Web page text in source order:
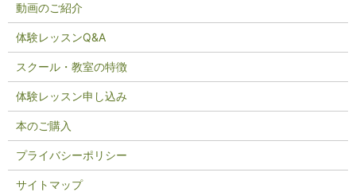
動画のご紹介
体験レッスンQ&A
スクール・教室の特徴
体験レッスン申し込み
本のご購入
プライバシーポリシー
サイトマップ